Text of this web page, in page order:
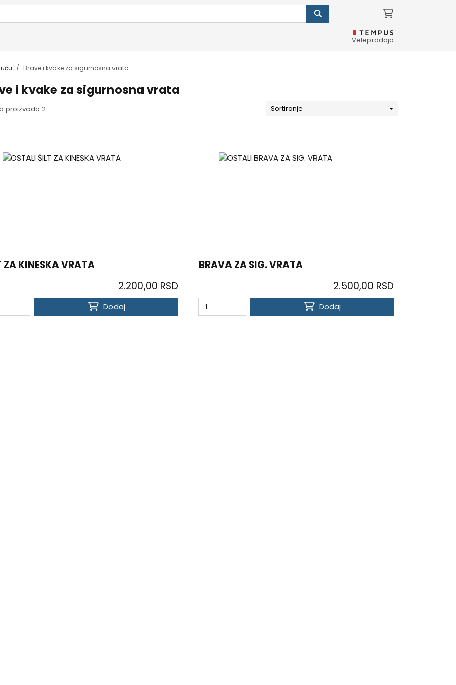
Veleprodaja
Brave i kvake za sigurnosna vrata
i kvake za sigurnosna vrata
proizvoda 2 Sortiranje
ZA KINESKA VRATA
2.200,00 RSD
Dodaj
BRAVA ZA SIG. VRATA
2.500,00 RSD
Dodaj